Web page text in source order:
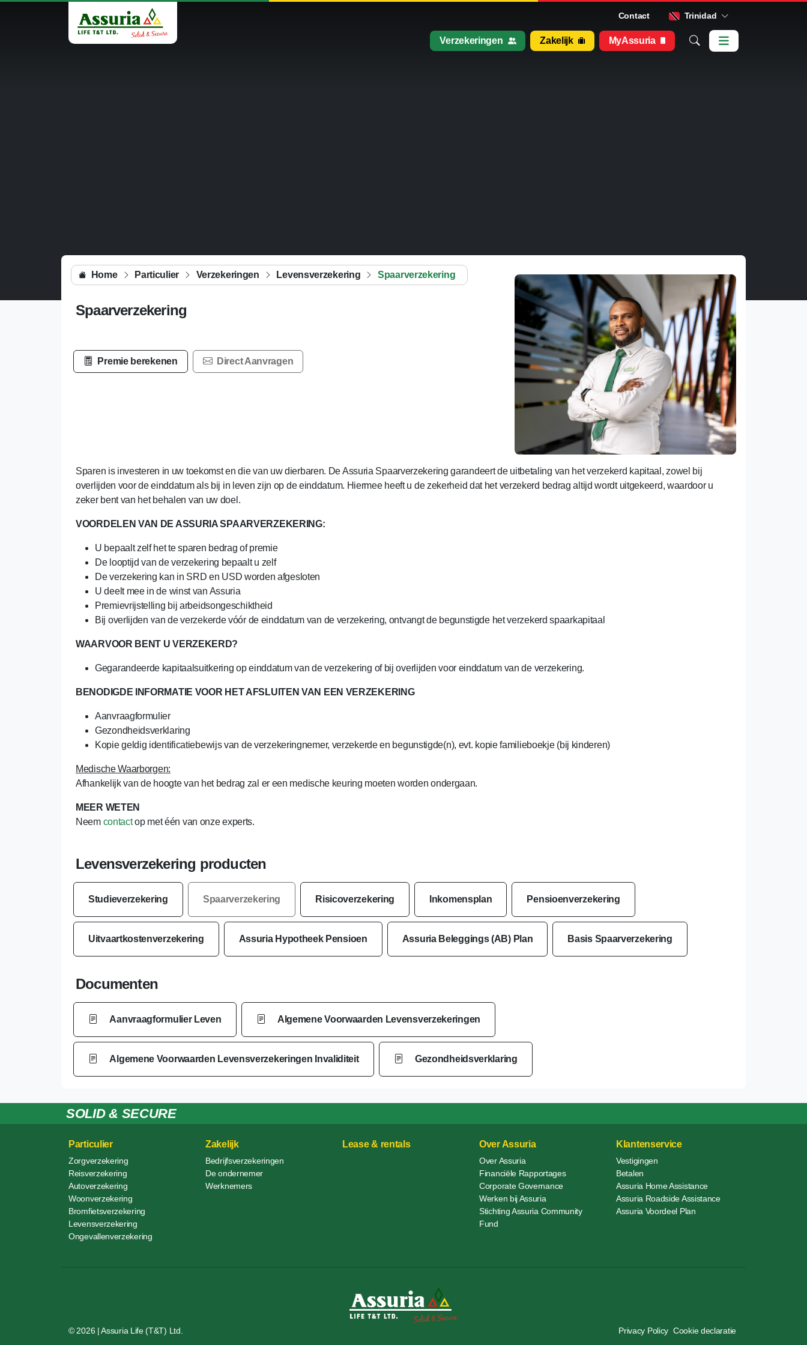
Contact Trinidad
Verzekeringen Zakelijk MyAssuria
Home Particulier Verzekeringen Levensverzekering Spaarverzekering
Spaarverzekering
Premie berekenen Direct Aanvragen
Sparen is investeren in uw toekomst en die van uw dierbaren. De Assuria Spaarverzekering garandeert de uitbetaling van het verzekerd kapitaal, zowel bij
overlijden voor de einddatum als bij in leven zijn op de einddatum. Hiermee heeft u de zekerheid dat het verzekerd bedrag altijd wordt uitgekeerd, waardoor u
zeker bent van het behalen van uw doel.
VOORDELEN VAN DE ASSURIA SPAARVERZEKERING:
U bepaalt zelf het te sparen bedrag of premie
De looptijd van de verzekering bepaalt u zelf
De verzekering kan in SRD en USD worden afgesloten
U deelt mee in de winst van Assuria
Premievrijstelling bij arbeidsongeschiktheid
Bij overlijden van de verzekerde vóór de einddatum van de verzekering, ontvangt de begunstigde het verzekerd spaarkapitaal
WAARVOOR BENT U VERZEKERD?
Gegarandeerde kapitaalsuitkering op einddatum van de verzekering of bij overlijden voor einddatum van de verzekering.
BENODIGDE INFORMATIE VOOR HET AFSLUITEN VAN EEN VERZEKERING
Aanvraagformulier
Gezondheidsverklaring
Kopie geldig identificatiebewijs van de verzekeringnemer, verzekerde en begunstigde(n), evt. kopie familieboekje (bij kinderen)
Medische Waarborgen:
Afhankelijk van de hoogte van het bedrag zal er een medische keuring moeten worden ondergaan.
MEER WETEN
Neem contactop met één van onze experts.
Levensverzekering producten
Studieverzekering Spaarverzekering Risicoverzekering Inkomensplan Pensioenverzekering
Uitvaartkostenverzekering Assuria Hypotheek Pensioen Assuria Beleggings (AB) Plan Basis Spaarverzekering
Documenten
Aanvraagformulier Leven Algemene Voorwaarden Levensverzekeringen
Algemene Voorwaarden Levensverzekeringen Invaliditeit Gezondheidsverklaring
SOLID & SECURE
Particulier
Zorgverzekering
Reisverzekering
Autoverzekering
Woonverzekering
Bromfietsverzekering
Levensverzekering
Ongevallenverzekering
Zakelijk
Bedrijfsverzekeringen
De ondernemer
Werknemers
Lease & rentals Over Assuria
Over Assuria
Financiële Rapportages
Corporate Governance
Werken bij Assuria
Stichting Assuria Community
Fund
Klantenservice
Vestigingen
Betalen
Assuria Home Assistance
Assuria Roadside Assistance
Assuria Voordeel Plan
© 2026 | Assuria Life (T&T) Ltd. Privacy Policy Cookie declaratie